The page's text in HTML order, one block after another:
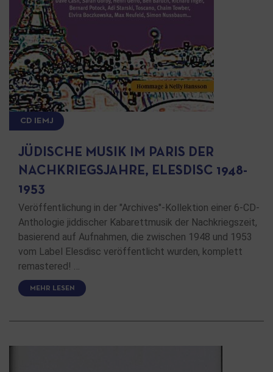
CD IEMJ
JÜDISCHE MUSIK IM PARIS DER
NACHKRIEGSJAHRE, ELESDISC 1948-
1953
Veröffentlichung in der "Archives"-Kollektion einer 6-CD-
Anthologie jiddischer Kabarettmusik der Nachkriegszeit,
basierend auf Aufnahmen, die zwischen 1948 und 1953
vom Label Elesdisc veröffentlicht wurden, komplett
remastered! …
MEHR LESEN